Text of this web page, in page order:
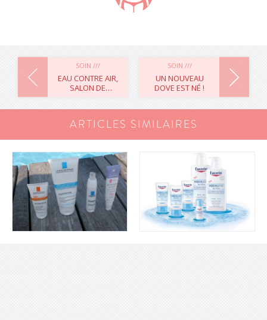
NAVIGATION
DE
L’ARTICLE
SOIN ///
UN NOUVEAU
DOVE EST NÉ !
SOIN ///
EAU CONTRE AIR,
SALON DE
BRUXELLES
ARTICLES SIMILAIRES